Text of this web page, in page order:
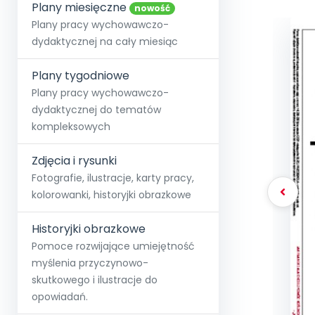
Społeczność
+48 12 631 04 10
kontakt@blizejprzedszkola.pl
O miesięczniku
Strona główna
Strefy,
O Akademii
Akademia
Poznaj pakiet MAX
Testuj przez 7 dni
E-
Pakiet
Pełen
Wszystkie projekty
Skontaktuj się
Dodaj wpis
Plany miesięczne nowość
Plany pracy wychowawczo-
dydaktycznej na cały miesiąc
Plany tygodniowe
Plany pracy wychowawczo-
dydaktycznej do tematów
kompleksowych
Zdjęcia i rysunki
Fotografie, ilustracje, karty pracy,
kolorowanki, historyjki obrazkowe
Historyjki obrazkowe
Pomoce rozwijające umiejętność
myślenia przyczynowo-
skutkowego i ilustracje do
opowiadań.